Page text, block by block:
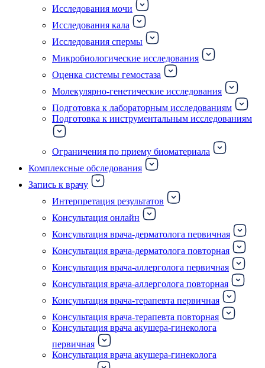
Исследования мочи
Исследования кала
Исследования спермы
Микробиологические исследования
Оценка системы гемостаза
Молекулярно-генетические исследования
Подготовка к лабораторным исследованиям
Подготовка к инструментальным исследованиям
Ограничения по приему биоматериала
Комплексные обследования
Запись к врачу
Интерпретация результатов
Консультация онлайн
Консультация врача-дерматолога первичная
Консультация врача-дерматолога повторная
Консультация врача-аллерголога первичная
Консультация врача-аллерголога повторная
Консультация врача-терапевта первичная
Консультация врача-терапевта повторная
Консультация врача акушера-гинеколога
первичная
Консультация врача акушера-гинеколога